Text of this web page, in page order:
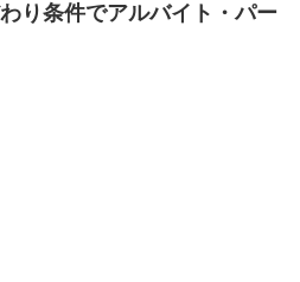
り条件でアルバイト・パー